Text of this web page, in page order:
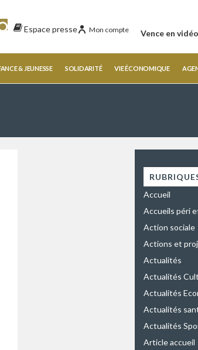
Vence en vidéo
Mon compte
Espace presse
& JEUNESSE SOLIDARITÉ VIE ÉCONOMIQUE
Accueil
Accueils péri
Action sociale
Actions et
Actualités
Actualités
Actualités
Actualités
Actualités
Article accueil